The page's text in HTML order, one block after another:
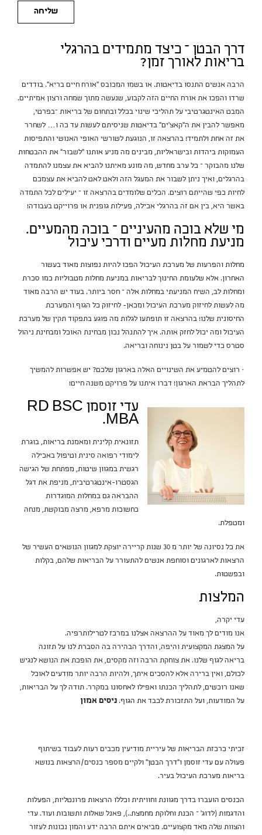
שליחה
דרך הבטן – כיצד מתמידים בהרגלי
בריאות לאורך זמן?
הרבה אנשים התנסו בדיאטות. או בשמו המכובס "אורח חיים בריא". בודדים
שרדו והפכו את אורח החיים הזה לקבוע, שנעשה מתוך שמחה ורצון אמיתיים.
המבט האינטגרטיבי על תהליכי שינוי בכלל ובתחום של בריאות –בפרטי,
מאפשר להבין את ה"קאצ'ים" בדיאטות שניסיתם לעשות עד כה ו… לשחרר
את זה אחת ולתמיד! בהרצאה זו, הנוגעת לשורשי האופי האנושי והתפיסות
העמוקות ביהדות ובישראליות, מבינים מה מניע אותנו "לשבור" את ההבטחות
שלנו מהבוקר – כל ערב מחדש, מה מונע מאיתנו להביא את עצמנו להתמדה
בהרגלים, ואיך ניתן לשבור את המעגל הזה ולאט לאט להביא את עצמכם
לחיות כפי שהייתם רוצים. הכלים שלומדים בהרצאה זו – יעילים לכל התמדה
באשר היא, בין אם זה בהרגלי אכילה, פעילות גופנית או פרוייקט בעבודה!
מי שלא בוכה מהעיניים – בוכה מהמעיים.
מניעת מחלות מעיים ודרכי עיכול
מחלות והפרעות של מערכת העיכול הפכו להיות נפוצות מאוד בעשור
האחרון. אלא שלעומת החינוך לבריאות במניעת מחלות מטבוליות כמו סכרת
ומחלות לב, השיח המניעתי במחלות אלה – חסר ביותר. בעוד יש הרבה מאוד
מה לעשות לחיזוק מערכת העיכול ומכאן- לחיזוק כל הגוף והמערכת
החיסונית שלנו! בהרצאה זו תופתעו לגלות מה פוגע בתפקוד תקין של מערכת
העיכול ומה יכול לחזק אותה. איך להתנהל נכון מבחינת האוכל ומבחינת ניהול
סטרס כדי לשמור על בטן נינוחה ובריאה.
· רוצים להטמיע את השינויים האלה בארגון שלכם? יש אפשרות להמשיך
לתהליך הבראת הארגון! דברו איתנו על פרויקט משנה חיים!
עדי זוסמן RD BSC
MBA.
תזונאית קלינית ומאמנת בריאות, בוגרת
לימודי רפואה סינית וטיפול באכילה
רגשית במגוון שיטות, מפתחת של הגישה
הגסטרו-אינטגרטיבית, מניפת את דגל
ההבראה גם במחלות המוגדרות
כחשוכות מרפא, מרצה מבוקשת, מנחה
ומטפלת.
את כל נסיונה של יותר מ 30 שנות קריירה יוצקת למגוון הנושאים העשיר של
הרצאות לארגונים וסוחפת אנשים להתעורר על הבריאות שלהם, בקלות
ובפשטות.
המלצות
עדי יקרה,
אנו מודים לך מאוד על ההרצאה אצלנו במרכז לטרילותרפיה.
על המצגת המקצועית והיפה, והדרך הבהירה בה הסברת לנו על תזונה
בריאה לגוף שלנו. את צוחקת הרבה וזה מקסים, את הופכת את הנושא לנגיש
לכולם, ואין ברירה אלא להסכים איתך, ולהיות הרבה יותר מודעים לאוכל
שאנו רוכשים, לתהליך הכנתו ואפילו לאחסונו במקרר. תודה לך על הבריאות,
על המודעות, ועל התזכורת לכבד את הגוף. ניסים אמון
זכיתי כרכזת הבריאות של עיריית מודיעין מכבים רעות לעבוד בשיתוף
פעולה עם עדי זוסמן ו"דרך הבטן" ולקיים מספר כנסים/הרצאות בנושא
בריאות מערכת העיכול בעיר.
הכנסים הועברו בדרך מגוונת וחוויתית וכללו הרצאות פרונטליות, הפעלות
והדגמות (לדוג' – הכנת וחלוקת מחמצת..), פאנל שאלות ותשובות ועוד. עדי
והצוות שלה מאד מקצועיים. מביאים איתם הרבה ידע והמון נכונות לעזור